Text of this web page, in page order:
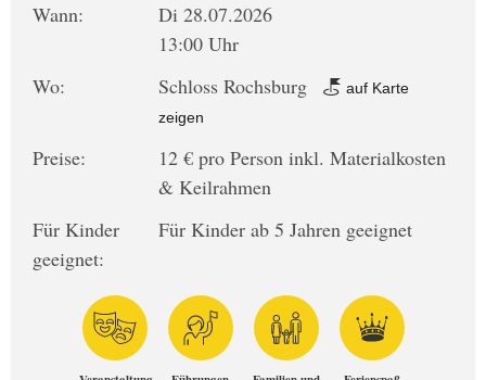
Wann:
Di 28.07.2026
13:00 Uhr
Wo:
Schloss Rochsburg
auf Karte
zeigen
Preise:
12 € pro Person inkl. Materialkosten
& Keilrahmen
Für Kinder
geeignet:
Für Kinder ab 5 Jahren geeignet